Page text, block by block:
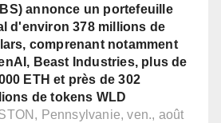
annonce un portefeuille
d'environ 378 millions de
comprenant notamment
Beast Industries, plus de
ETH et près de 302
de tokens WLD
Pennsylvanie, ven., août